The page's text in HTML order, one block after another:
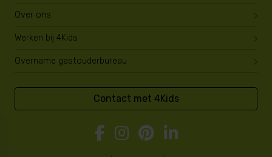
Over ons
Werken bij 4Kids
Overname gastouderbureau
Contact met 4Kids